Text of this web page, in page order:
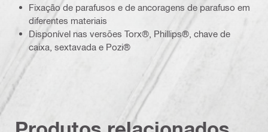
Fixação de parafusos e de ancoragens de parafuso em
diferentes materiais
Disponível nas versões Torx®, Phillips®, chave de
caixa, sextavada e Pozi®